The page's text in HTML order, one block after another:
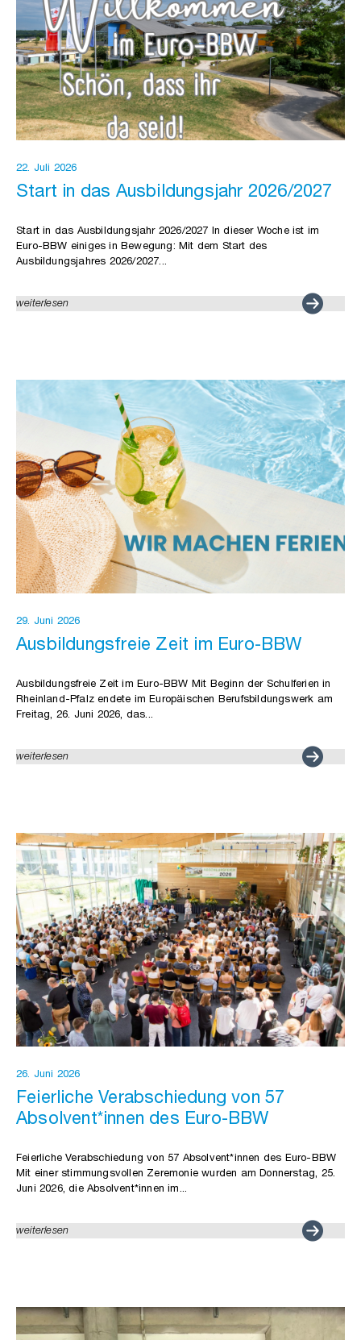
22. Juli 2026
Start in das Ausbildungsjahr 2026/2027
Start in das Ausbildungsjahr 2026/2027 In dieser Woche ist im
Euro-BBW einiges in Bewegung: Mit dem Start des
Ausbildungsjahres 2026/2027...
weiterlesen
29. Juni 2026
Ausbildungsfreie Zeit im Euro-BBW
Ausbildungsfreie Zeit im Euro-BBW Mit Beginn der Schulferien in
Rheinland-Pfalz endete im Europäischen Berufsbildungswerk am
Freitag, 26. Juni 2026, das...
weiterlesen
26. Juni 2026
Feierliche Verabschiedung von 57
Absolvent*innen des Euro-BBW
Feierliche Verabschiedung von 57 Absolvent*innen des Euro-BBW
Mit einer stimmungsvollen Zeremonie wurden am Donnerstag, 25.
Juni 2026, die Absolvent*innen im...
weiterlesen